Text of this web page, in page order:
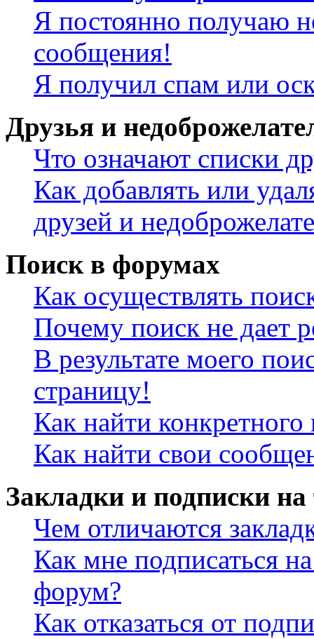
Я постоянно получаю
сообщения!
Я получил спам или
Друзья и
Что означают списки
Как добавлять или
друзей и
Поиск в форумах
Как осуществлять
Почему поиск не дает
В результате моего
страницу!
Как найти конкретного
Как найти свои
Закладки и подписки
Чем отличаются
Как мне подписаться
форум?
Как отказаться от